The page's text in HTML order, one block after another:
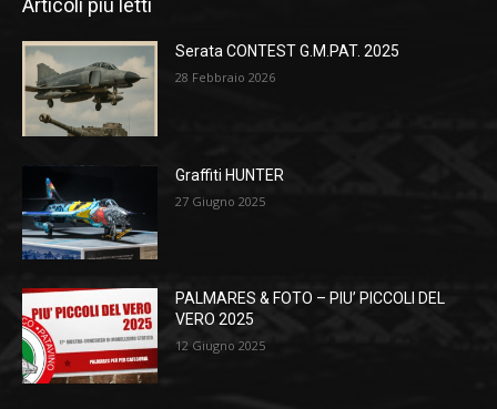
Articoli più letti
Serata CONTEST G.M.PAT. 2025
28 Febbraio 2026
Graffiti HUNTER
27 Giugno 2025
PALMARES & FOTO – PIU’ PICCOLI DEL
VERO 2025
12 Giugno 2025